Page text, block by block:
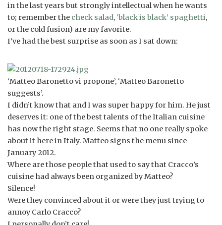
in the last years but strongly intellectual when he wants
to; remember the check salad, ‘black is black’ spaghetti,
or the cold fusion) are my favorite.
I’ve had the best surprise as soon as I sat down:
‘Matteo Baronetto vi propone’, ‘Matteo Baronetto
suggests’.
I didn’t know that and I was super happy for him. He just
deserves it: one of the best talents of the Italian cuisine
has now the right stage. Seems that no one really spoke
about it here in Italy. Matteo signs the menu since
January 2012.
Where are those people that used to say that Cracco’s
cuisine had always been organized by Matteo?
Silence!
Were they convinced about it or were they just trying to
annoy Carlo Cracco?